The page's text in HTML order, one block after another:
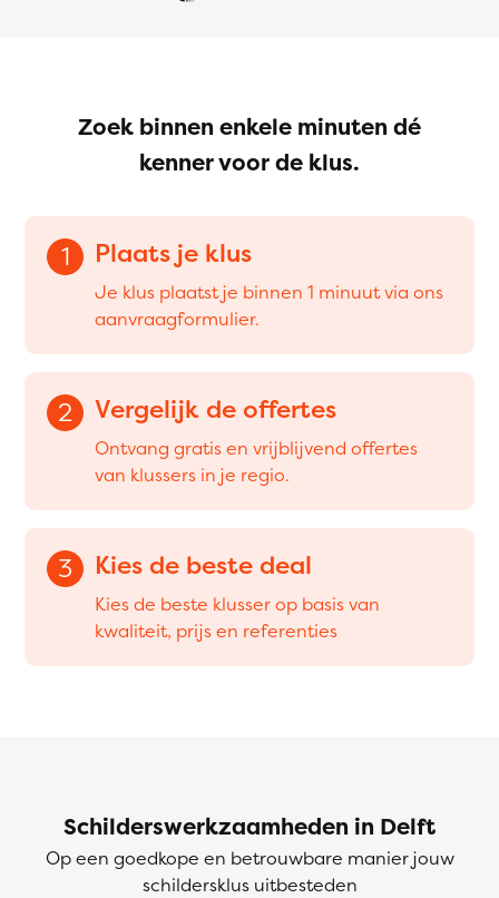
Zoek binnen enkele minuten dé
kenner voor de klus.
1 Plaats je klus
Je klus plaatst je binnen 1 minuut via ons
aanvraagformulier.
2 Vergelijk de offertes
Ontvang gratis en vrijblijvend offertes
van klussers in je regio.
3 Kies de beste deal
Kies de beste klusser op basis van
kwaliteit, prijs en referenties
Schilderswerkzaamheden in Delft
Op een goedkope en betrouwbare manier jouw
schildersklus uitbesteden